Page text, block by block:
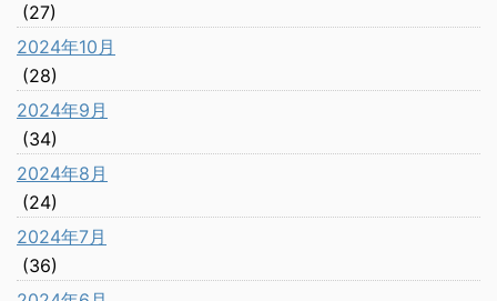
(27)
2024年10月
(28)
2024年9月
(34)
2024年8月
(24)
2024年7月
(36)